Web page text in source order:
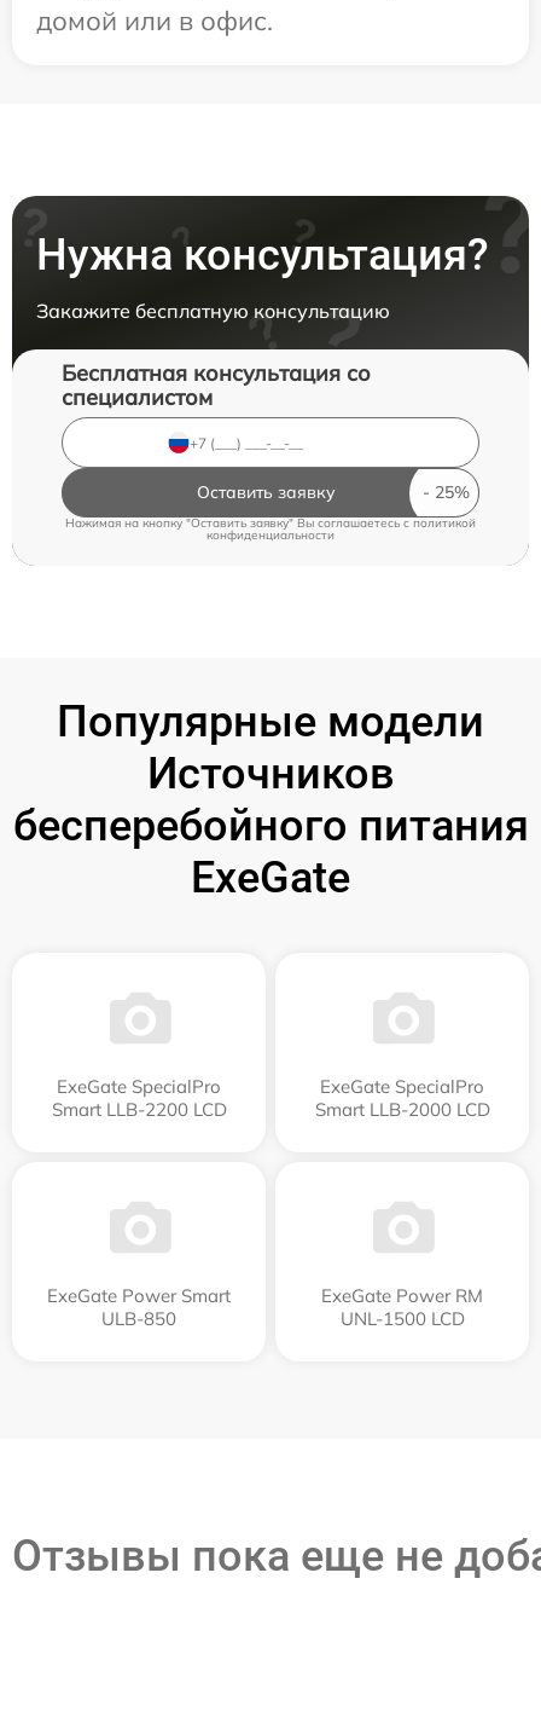
домой или в офис.
Нужна консультация?
Закажите бесплатную консультацию
Бесплатная консультация со
специалистом
Оставить заявку
Нажимая на кнопку "Оставить заявку" Вы соглашаетесь c политикой
конфиденциальности
Популярные модели
Источников
бесперебойного питания
ExeGate
ExeGate SpecialPro
Smart LLB-2200 LCD
ExeGate SpecialPro
Smart LLB-2000 LCD
ExeGate Power Smart
ULB-850
ExeGate Power RM
UNL-1500 LCD
Отзывы пока еще не